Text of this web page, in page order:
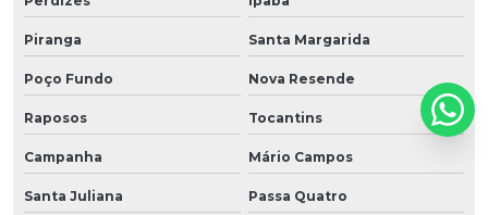
Piranga Santa Margarida
Poço Fundo Nova Resende
Raposos Tocantins
Campanha Mário Campos
Santa Juliana Passa Quatro